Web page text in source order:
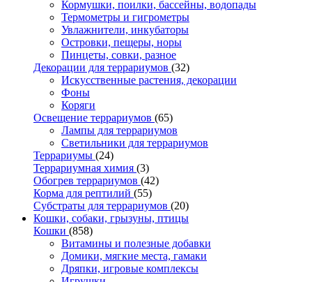
Кормушки, поилки, бассейны, водопады
Термометры и гигрометры
Увлажнители, инкубаторы
Островки, пещеры, норы
Пинцеты, совки, разное
Декорации для террариумов (32)
Искусственные растения, декорации
Фоны
Коряги
Освещение террариумов (65)
Лампы для террариумов
Светильники для террариумов
Террариумы (24)
Террариумная химия (3)
Обогрев террариумов (42)
Корма для рептилий (55)
Субстраты для террариумов (20)
Кошки, собаки, грызуны, птицы
Кошки (858)
Витамины и полезные добавки
Домики, мягкие места, гамаки
Дряпки, игровые комплексы